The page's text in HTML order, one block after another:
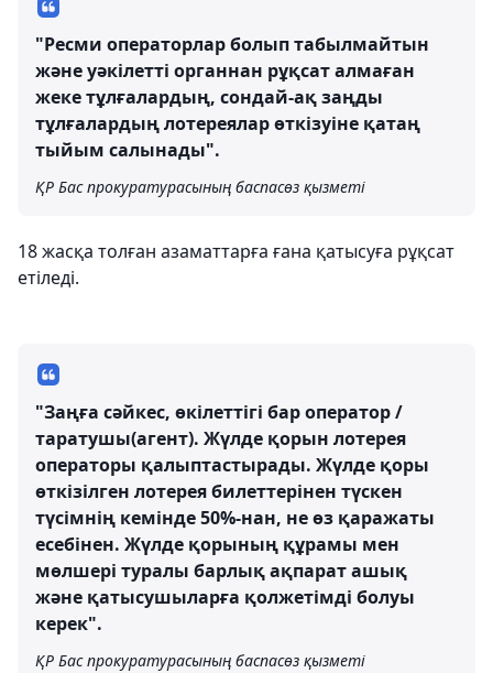
"Ресми операторлар болып табылмайтын
және уәкілетті органнан рұқсат алмаған
жеке тұлғалардың, сондай-ақ заңды
тұлғалардың лотереялар өткізуіне қатаң
тыйым салынады".
ҚР Бас прокуратурасының баспасөз қызметі
18 жасқа толған азаматтарға ғана қатысуға рұқсат
етіледі.
"Заңға сәйкес, өкілеттігі бар оператор /
таратушы(агент). Жүлде қорын лотерея
операторы қалыптастырады. Жүлде қоры
өткізілген лотерея билеттерінен түскен
түсімнің кемінде 50%-нан, не өз қаражаты
есебінен. Жүлде қорының құрамы мен
мөлшері туралы барлық ақпарат ашық
және қатысушыларға қолжетімді болуы
керек".
ҚР Бас прокуратурасының баспасөз қызметі